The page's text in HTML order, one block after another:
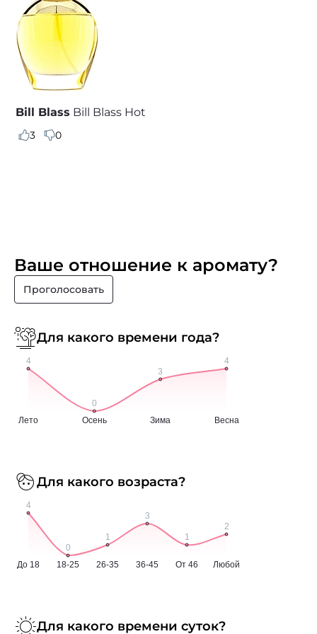
Bill Blass Bill Blass Hot
3 0
Ваше отношение к аромату?
Проголосовать
Для какого времени года?
Для какого возраста?
Для какого времени суток?